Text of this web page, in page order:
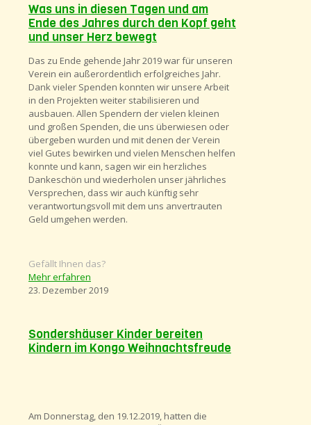
Was uns in diesen Tagen und am
Ende des Jahres durch den Kopf geht
und unser Herz bewegt
Das zu Ende gehende Jahr 2019 war für unseren
Verein ein außerordentlich erfolgreiches Jahr.
Dank vieler Spenden konnten wir unsere Arbeit
in den Projekten weiter stabilisieren und
ausbauen. Allen Spendern der vielen kleinen
und großen Spenden, die uns überwiesen oder
übergeben wurden und mit denen der Verein
viel Gutes bewirken und vielen Menschen helfen
konnte und kann, sagen wir ein herzliches
Dankeschön und wiederholen unser jährliches
Versprechen, dass wir auch künftig sehr
verantwortungsvoll mit dem uns anvertrauten
Geld umgehen werden.
Gefällt Ihnen das?
Mehr erfahren
23. Dezember 2019
Sondershäuser Kinder bereiten
Kindern im Kongo Weihnachtsfreude
Am Donnerstag, den 19.12.2019, hatten die